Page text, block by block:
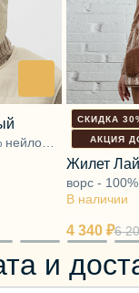
СКИДКА
АКЦИЯ
4 340 ₽6
В наличии
Жилет
ворс -
и